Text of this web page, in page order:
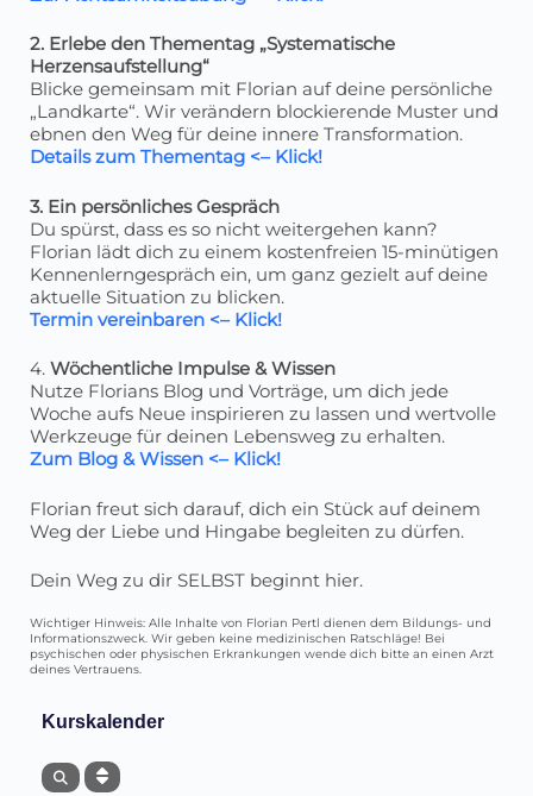
2. Erlebe den Thementag „Systematische
Herzensaufstellung“
Blicke gemeinsam mit Florian auf deine persönliche
„Landkarte“. Wir verändern blockierende Muster und
ebnen den Weg für deine innere Transformation.
Details zum Thementag <– Klick!
3. Ein persönliches Gespräch
Du spürst, dass es so nicht weitergehen kann?
Florian lädt dich zu einem kostenfreien 15-minütigen
Kennenlerngespräch ein, um ganz gezielt auf deine
aktuelle Situation zu blicken.
Termin vereinbaren <– Klick!
4. Wöchentliche Impulse & Wissen
Nutze Florians Blog und Vorträge, um dich jede
Woche aufs Neue inspirieren zu lassen und wertvolle
Werkzeuge für deinen Lebensweg zu erhalten.
Zum Blog & Wissen <– Klick!
Florian freut sich darauf, dich ein Stück auf deinem
Weg der Liebe und Hingabe begleiten zu dürfen.
Dein Weg zu dir SELBST beginnt hier.
Wichtiger Hinweis: Alle Inhalte von Florian Pertl dienen dem Bildungs- und
Informationszweck. Wir geben keine medizinischen Ratschläge! Bei
psychischen oder physischen Erkrankungen wende dich bitte an einen Arzt
deines Vertrauens.
Kurskalender